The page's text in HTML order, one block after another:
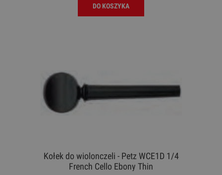
DO KOSZYKA
Kołek do wiolonczeli - Petz WCE1D 1/4
French Cello Ebony Thin